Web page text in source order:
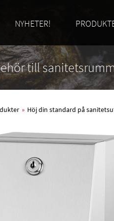
NYHETER!
till
» Höj din standard på